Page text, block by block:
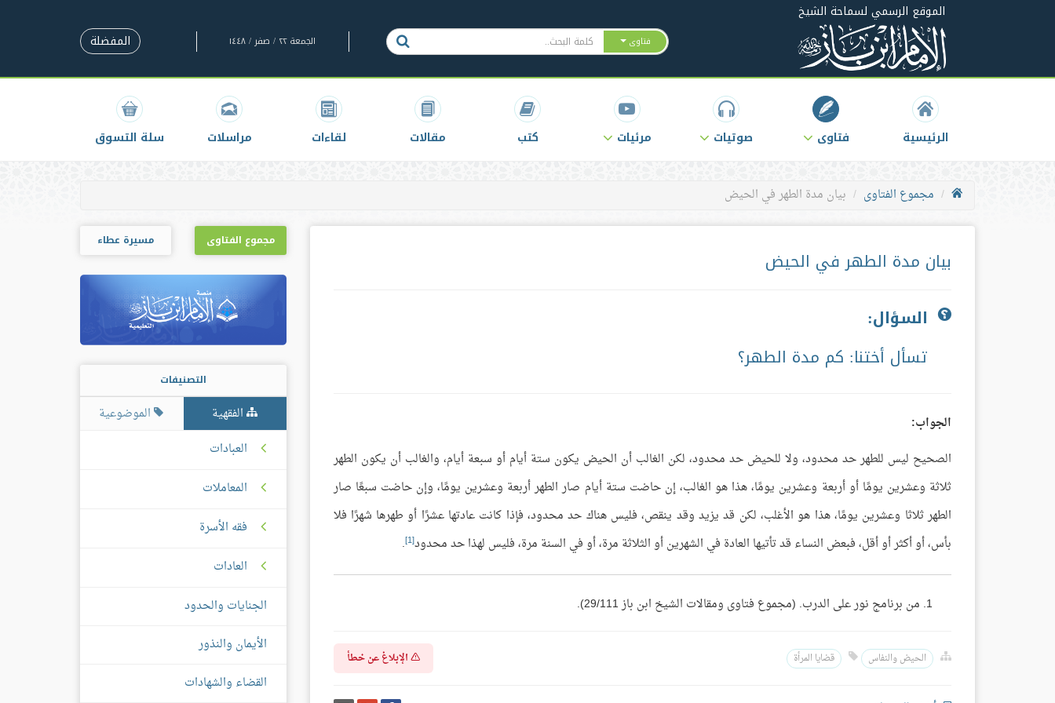
الموقع الرسمي لسماحة الشيخ
فتاوى الجمعة ٢٢ / صفر / ١٤٤٨ المفضلة
الرئيسية فتاوى صوتيات مرئيات كتب مقالات لقاءات مراسلات سلة التسوق
مجموع الفتاوى بيان مدة الطهر في الحيض
بيان مدة الطهر في الحيض
السؤال:
تسأل أختنا: كم مدة الطهر؟
الجواب:
الصحيح ليس للطهر حد محدود، ولا للحيض حد محدود، لكن الغالب أن الحيض يكون ستة أيام أو سبعة أيام، والغالب أن يكون الطهر
ثلاثة وعشرين يومًا أو أربعة وعشرين يومًا، هذا هو الغالب، إن حاضت ستة أيام صار الطهر أربعة وعشرين يومًا، وإن حاضت سبعًا صار
الطهر ثلاثا وعشرين يومًا، هذا هو الأغلب، لكن قد يزيد وقد ينقص، فليس هناك حد محدود، فإذا كانت عادتها عشرًا أو طهرها شهرًا فلا
بأس، أو أكثر أو أقل، فبعض النساء قد تأتيها العادة في الشهرين أو الثلاثة مرة، أو في السنة مرة، فليس لهذا حد محدود[1]
.
من برنامج نور على الدرب. (مجموع فتاوى ومقالات الشيخ ابن باز 29/111).
الحيض والنفاس قضايا المرأة الإبلاغ عن خطأ
مجموع الفتاوى مسيرة عطاء
التصنيفات
الفقهية
الموضوعية
العبادات
المعاملات
فقه الأسرة
العادات
الجنايات والحدود
الأيمان والنذور
القضاء والشهادات